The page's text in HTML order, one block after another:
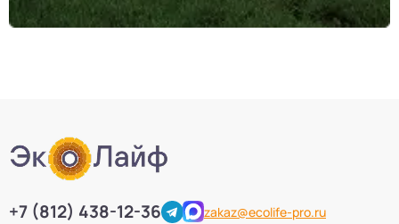
+7 (812) 438-12-36
zakaz@ecolife-pro.ru